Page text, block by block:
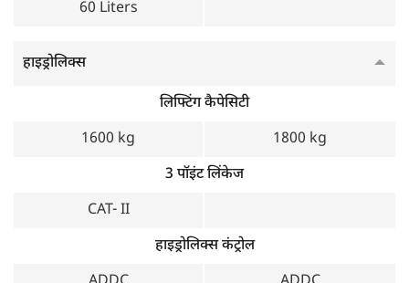
60 Liters
हाइड्रोलिक्स
लिफ्टिंग कैपेसिटी
1600 kg
1800 kg
3 पॉइंट लिंकेज
CAT- II
हाइड्रोलिक्स कंट्रोल